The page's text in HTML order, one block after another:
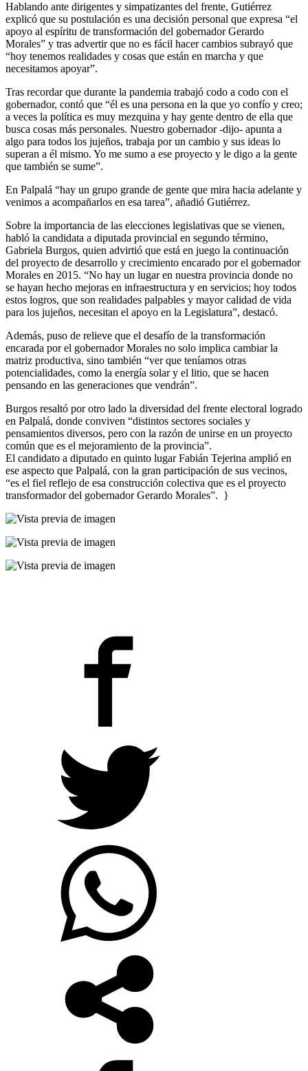
Hablando ante dirigentes y simpatizantes del frente, Gutiérrez
explicó que su postulación es una decisión personal que expresa “el
apoyo al espíritu de transformación del gobernador Gerardo
Morales” y tras advertir que no es fácil hacer cambios subrayó que
“hoy tenemos realidades y cosas que están en marcha y que
necesitamos apoyar”.
Tras recordar que durante la pandemia trabajó codo a codo con el
gobernador, contó que “él es una persona en la que yo confío y creo;
a veces la política es muy mezquina y hay gente dentro de ella que
busca cosas más personales. Nuestro gobernador -dijo- apunta a
algo para todos los jujeños, trabaja por un cambio y sus ideas lo
superan a él mismo. Yo me sumo a ese proyecto y le digo a la gente
que también se sume”.
En Palpalá “hay un grupo grande de gente que mira hacia adelante y
venimos a acompañarlos en esa tarea”, añadió Gutiérrez.
Sobre la importancia de las elecciones legislativas que se vienen,
habló la candidata a diputada provincial en segundo término,
Gabriela Burgos, quien advirtió que está en juego la continuación
del proyecto de desarrollo y crecimiento encarado por el gobernador
Morales en 2015. “No hay un lugar en nuestra provincia donde no
se hayan hecho mejoras en infraestructura y en servicios; hoy todos
estos logros, que son realidades palpables y mayor calidad de vida
para los jujeños, necesitan el apoyo en la Legislatura”, destacó.
Además, puso de relieve que el desafío de la transformación
encarada por el gobernador Morales no solo implica cambiar la
matriz productiva, sino también “ver que teníamos otras
potencialidades, como la energía solar y el litio, que se hacen
pensando en las generaciones que vendrán”.
Burgos resaltó por otro lado la diversidad del frente electoral logrado
en Palpalá, donde conviven “distintos sectores sociales y
pensamientos diversos, pero con la razón de unirse en un proyecto
común que es el mejoramiento de la provincia”.
El candidato a diputado en quinto lugar Fabián Tejerina amplió en
ese aspecto que Palpalá, con la gran participación de sus vecinos,
“es el fiel reflejo de esa construcción colectiva que es el proyecto
transformador del gobernador Gerardo Morales”. }